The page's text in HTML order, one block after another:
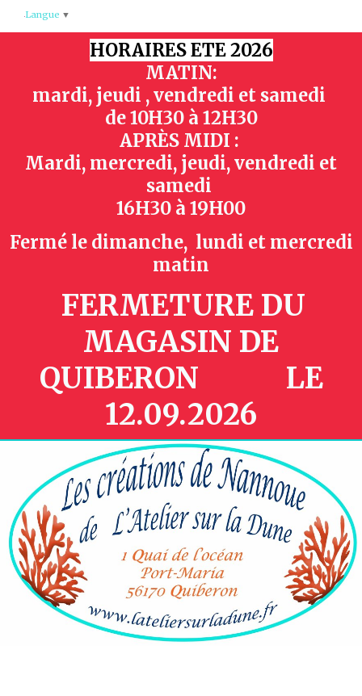
HORAIRES ETE 2026
MATIN:
mardi, jeudi , vendredi et samedi
de10H30 à 12H30
APRÈS MIDI :
Mardi, mercredi, jeudi, vendredi et
samedi
16H30 à 19H00
Fermé le dimanche, lundi et mercredi
matin
FERMETURE DU
MAGASIN DE
QUIBERON LE
12.09.2026
Langue ▼